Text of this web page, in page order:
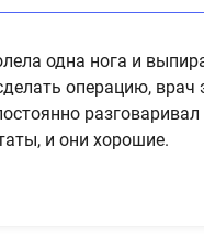
одна нога и
операцию,
и они хорошие.